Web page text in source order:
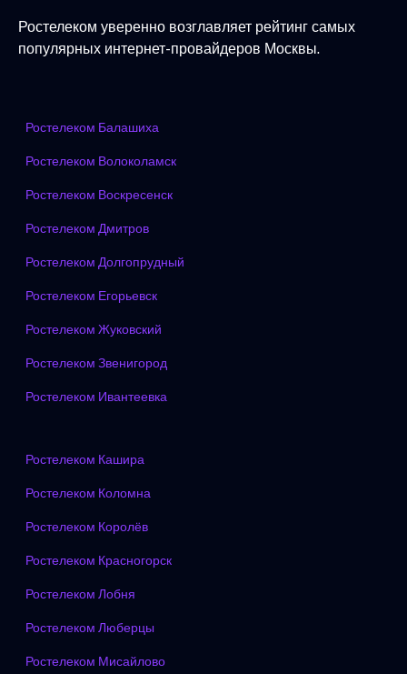
Ростелеком уверенно возглавляет рейтинг самых
популярных интернет-провайдеров Москвы.
Ростелеком Балашиха
Ростелеком Волоколамск
Ростелеком Воскресенск
Ростелеком Дмитров
Ростелеком Долгопрудный
Ростелеком Егорьевск
Ростелеком Жуковский
Ростелеком Звенигород
Ростелеком Ивантеевка
Ростелеком Кашира
Ростелеком Коломна
Ростелеком Королёв
Ростелеком Красногорск
Ростелеком Лобня
Ростелеком Люберцы
Ростелеком Мисайлово